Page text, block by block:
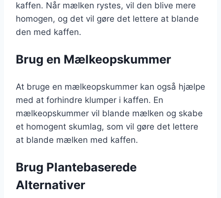
kaffen. Når mælken rystes, vil den blive mere
homogen, og det vil gøre det lettere at blande
den med kaffen.
Brug en Mælkeopskummer
At bruge en mælkeopskummer kan også hjælpe
med at forhindre klumper i kaffen. En
mælkeopskummer vil blande mælken og skabe
et homogent skumlag, som vil gøre det lettere
at blande mælken med kaffen.
Brug Plantebaserede
Alternativer